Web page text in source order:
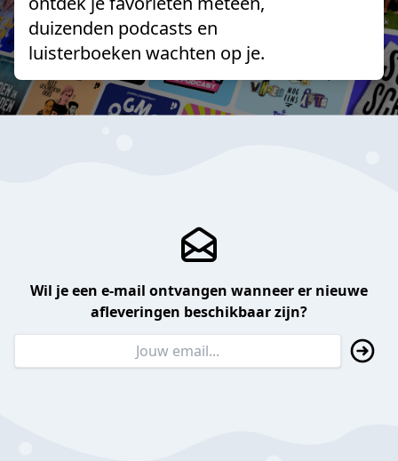
duizenden podcasts en
luisterboeken wachten op je.
Wil je een e-mail ontvangen wanneer er nieuwe
afleveringen beschikbaar zijn?